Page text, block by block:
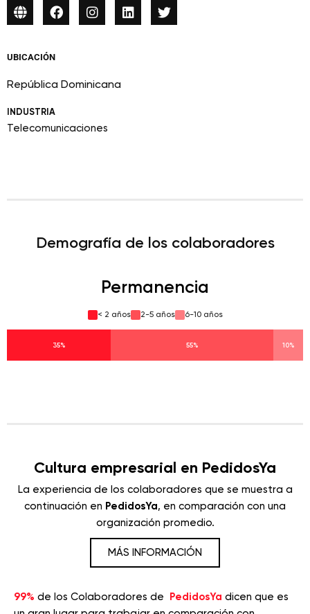
INDUSTRIA
Telecomunicaciones
UBICACIÓN
República Dominicana
Demografía de los colaboradores
Permanencia
< 2 años 2-5 años 6-10 años
35% 55% 10%
Cultura empresarial en PedidosYa
La experiencia de los colaboradores que se muestra a
continuación en PedidosYa, en comparación con una
organización promedio.
MÁS INFORMACIÓN
99% de los Colaboradores de PedidosYa dicen que es